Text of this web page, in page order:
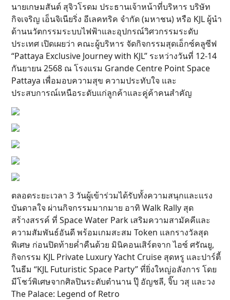
นายเกษมสันต์ สุจิวโรดม ประธานเจ้าหน้าที่บริหาร บริษัท
กิจเจริญ เอ็นจิเนียริ่ง อีเลคทริค จำกัด (มหาชน) หรือ KJL ผู้นำ
ด้านนวัตกรรมระบบไฟฟ้าและอุปกรณ์วิศวกรรมระดับ
ประเทศ เปิดเผยว่า คณะผู้บริหาร จัดกิจกรรมสุดเอ็กซ์คลูซีฟ
“Pattaya Exclusive Journey with KJL” ระหว่างวันที่ 12-14
กันยายน 2568 ณ โรงแรม Grande Centre Point Space
Pattaya เพื่อมอบความสุข ความประทับใจ และ
ประสบการณ์เหนือระดับแก่ลูกค้าและคู่ค้าคนสำคัญ
ตลอดระยะเวลา 3 วันผู้เข้าร่วมได้รับทั้งความสนุกและแรง
บันดาลใจ ผ่านกิจกรรมมากมาย อาทิ Walk Rally สุด
สร้างสรรค์ ที่ Space Water Park เสริมความสามัคคีและ
ความสัมพันธ์อันดี พร้อมเกมสะสม Token แลกรางวัลสุด
พิเศษ ก่อนปิดท้ายค่ำคืนด้วย มินิคอนเสิร์ตจาก ไอซ์ ศรัณยู,
กิจกรรม KJL Private Luxury Yacht Cruise สุดหรู และปาร์ตี้
ในธีม “KJL Futuristic Space Party” ที่ยิ่งใหญ่อลังการ โดย
มีโชว์พิเศษจากศิลปินระดับตำนาน ปุ๊ อัญชลี, จิ๊บ วสุ และวง
The Palace: Legend of Retro